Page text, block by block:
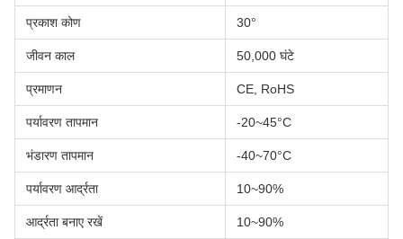
प्रकाश कोण 30°
जीवन काल 50,000 घंटे
प्रमाणन CE, RoHS
पर्यावरण तापमान -20~45°C
भंडारण तापमान -40~70°C
पर्यावरण आर्द्रता 10~90%
आर्द्रता बनाए रखें 10~90%